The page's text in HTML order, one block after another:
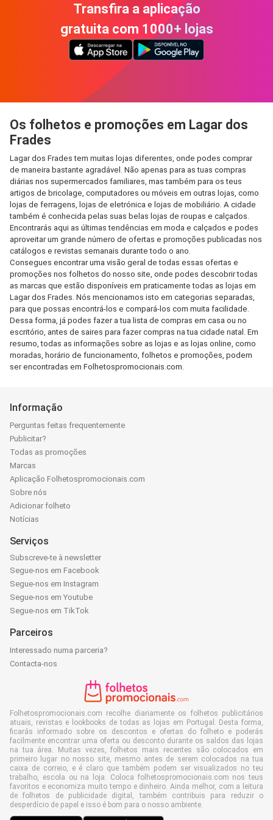
Transfira a aplicação
gratuita com 1000+ lojas
Os folhetos e promoções em Lagar dos
Frades
Lagar dos Frades tem muitas lojas diferentes, onde podes comprar
de maneira bastante agradável. Não apenas para as tuas compras
diárias nos supermercados familiares, mas também para os teus
artigos de bricolage, computadores ou móveis em outras lojas, como
lojas de ferragens, lojas de eletrónica e lojas de mobiliário. A cidade
também é conhecida pelas suas belas lojas de roupas e calçados.
Encontrarás aqui as últimas tendências em moda e calçados e podes
aproveitar um grande número de ofertas e promoções publicadas nos
catálogos e revistas semanais durante todo o ano.
Consegues encontrar uma visão geral de todas essas ofertas e
promoções nos folhetos do nosso site, onde podes descobrir todas
as marcas que estão disponíveis em praticamente todas as lojas em
Lagar dos Frades. Nós mencionamos isto em categorias separadas,
para que possas encontrá-los e compará-los com muita facilidade.
Dessa forma, já podes fazer a tua lista de compras em casa ou no
escritório, antes de saires para fazer compras na tua cidade natal. Em
resumo, todas as informações sobre as lojas e as lojas online, como
moradas, horário de funcionamento, folhetos e promoções, podem
ser encontradas em Folhetospromocionais.com.
Informação
Perguntas feitas frequentemente
Publicitar?
Todas as promoções
Marcas
Aplicação Folhetospromocionais.com
Sobre nós
Adicionar folheto
Notícias
Serviços
Subscreve-te à newsletter
Segue-nos em Facebook
Segue-nos em Instagram
Segue-nos em Youtube
Segue-nos em TikTok
Parceiros
Interessado numa parceria?
Contacta-nos
Folhetospromocionais.com recolhe diariamente os folhetos publicitários
atuais, revistas e lookbooks de todas as lojas em Portugal. Desta forma,
ficarás informado sobre os descontos e ofertas do folheto e poderás
facilmente encontrar uma oferta ou desconto durante os saldos das lojas
na tua área. Muitas vezes, folhetos mais recentes são colocados em
primeiro lugar no nosso site, mesmo antes de serem colocados na tua
caixa de correio, e é claro que também podem ser visualizados no teu
trabalho, escola ou na loja. Coloca folhetospromocionais.com nos teus
favoritos e economiza muito tempo e dinheiro. Ainda melhor, com a leitura
de folhetos de publicidade digital, também contribuis para reduzir o
desperdício de papel e isso é bom para o nosso ambiente.